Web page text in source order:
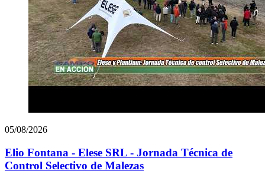
05/08/2026
Elio Fontana - Elese SRL - Jornada Técnica de
Control Selectivo de Malezas